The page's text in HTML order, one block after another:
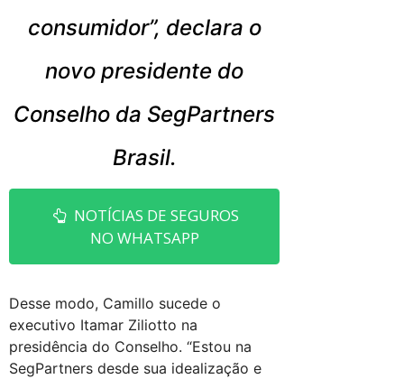
consumidor”, declara o
novo presidente do
Conselho da SegPartners
Brasil.
NOTÍCIAS DE SEGUROS
NO WHATSAPP
Desse modo, Camillo sucede o
executivo Itamar Ziliotto na
presidência do Conselho. “Estou na
SegPartners desde sua idealização e